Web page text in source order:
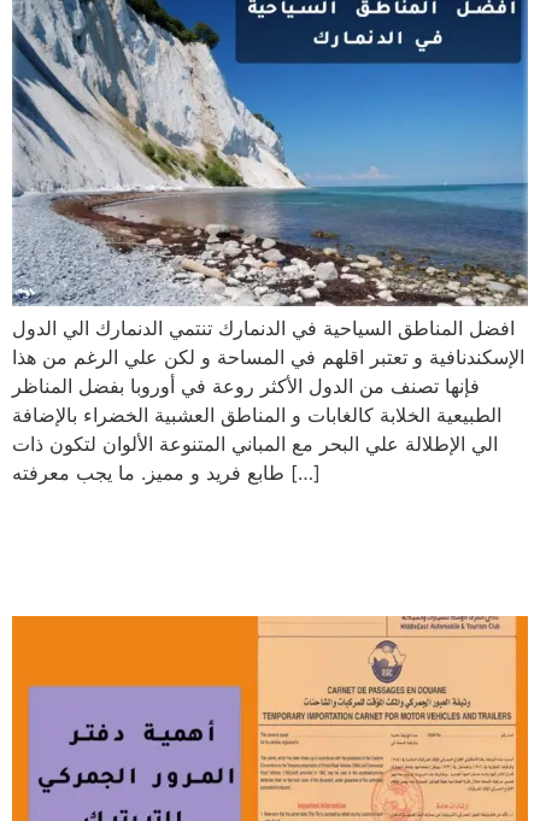
افضل المناطق السياحية في الدنمارك تنتمي الدنمارك الي الدول
الإسكندنافية و تعتبر اقلهم في المساحة و لكن علي الرغم من هذا
فإنها تصنف من الدول الأكثر روعة في أوروبا بفضل المناظر
الطبيعية الخلابة كالغابات و المناطق العشبية الخضراء بالإضافة
الي الإطلالة علي البحر مع المباني المتنوعة الألوان لتكون ذات
طابع فريد و مميز. ما يجب معرفته […]